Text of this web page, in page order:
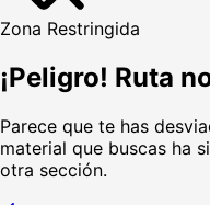
Zona Restringida
¡Peligro! Ruta
Parece que te has
material que buscas ha
otra sección.